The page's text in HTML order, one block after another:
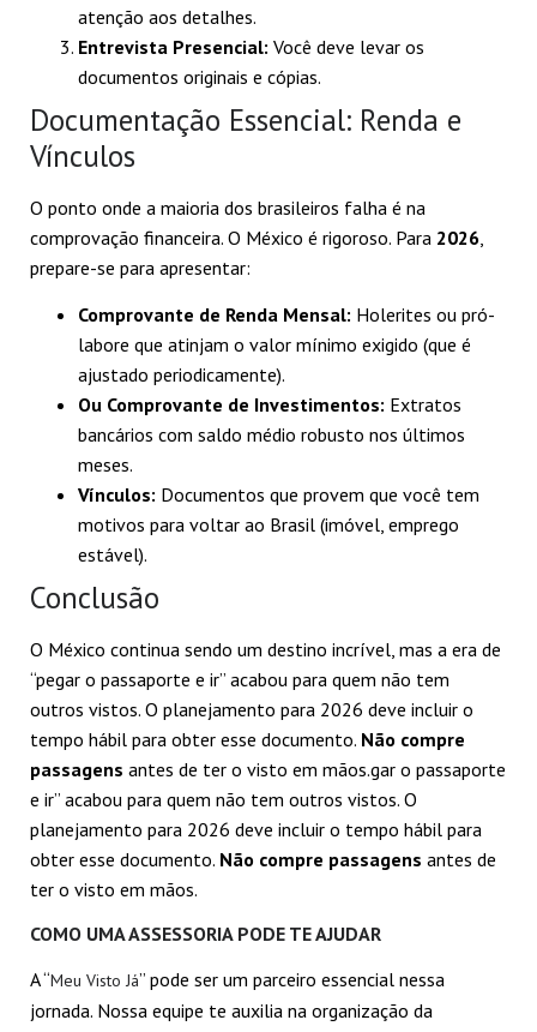
atenção aos detalhes.
Entrevista Presencial: Você deve levar os
documentos originais e cópias.
Documentação Essencial: Renda e
Vínculos
O ponto onde a maioria dos brasileiros falha é na
comprovação financeira. O México é rigoroso. Para 2026
prepare-se para apresentar:
Comprovante de Renda Mensal: Holerites ou pró-
labore que atinjam o valor mínimo exigido (que é
ajustado periodicamente).
Ou Comprovante de Investimentos: Extratos
bancários com saldo médio robusto nos últimos
meses.
Vínculos: Documentos que provem que você tem
motivos para voltar ao Brasil (imóvel, emprego
estável).
Conclusão
O México continua sendo um destino incrível, mas a era de
“pegar o passaporte e ir” acabou para quem não tem
outros vistos. O planejamento para 2026 deve incluir o
tempo hábil para obter esse documento. Não compre
passagens antes de ter o visto em mãos.gar o passaporte
e ir” acabou para quem não tem outros vistos. O
planejamento para 2026 deve incluir o tempo hábil para
obter esse documento. Não compre passagens antes de
ter o visto em mãos.
COMO UMA ASSESSORIA PODE TE AJUDAR
A “Meu Visto Já” pode ser um parceiro essencial nessa
jornada. Nossa equipe te auxilia na organização da